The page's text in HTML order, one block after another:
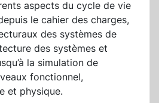
aspects du cycle de vie
le cahier des charges,
des systèmes de
des systèmes et
la simulation de
fonctionnel,
et physique.